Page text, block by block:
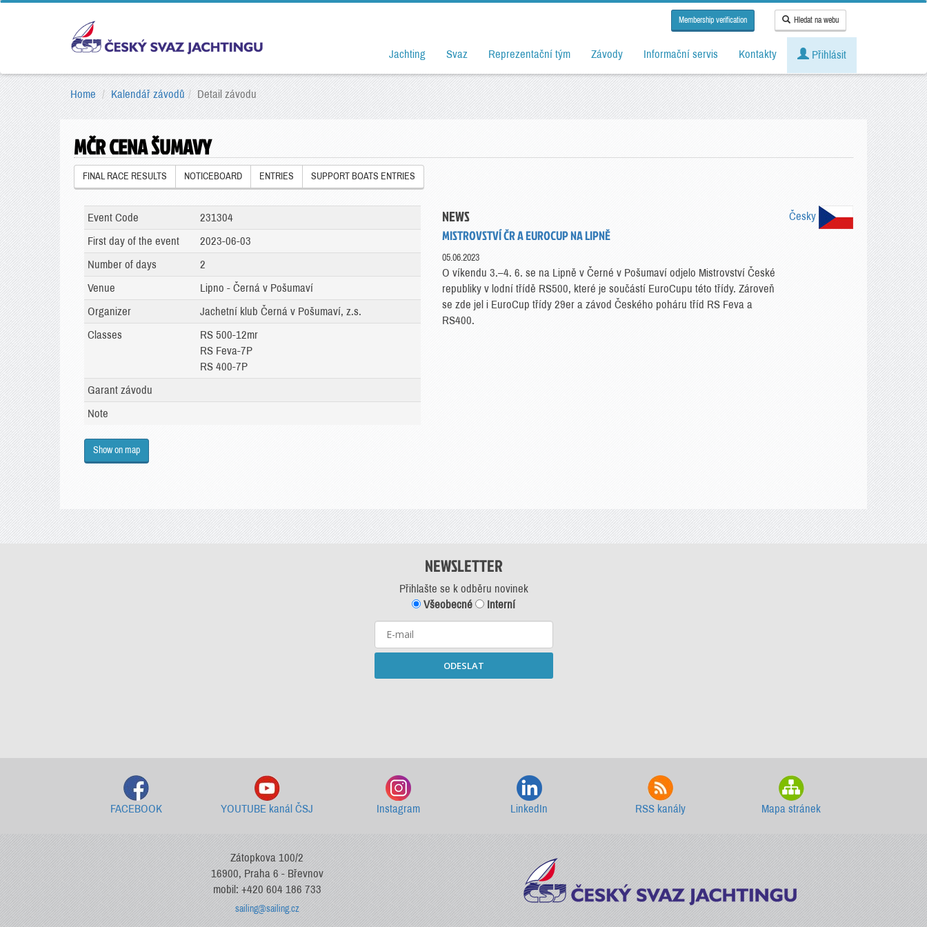
Membership verification Hledat na webu
Jachting Svaz Reprezentační tým Závody Informační servis Kontakty Přihlásit
Home Kalendář závodů Detail závodu
MČR CENA ŠUMAVY
FINAL RACE RESULTS NOTICEBOARD ENTRIES SUPPORT BOATS ENTRIES
Česky
Event Code
231304
First day of the event
2023-06-03
Number of days
2
Venue
Lipno - Černá v Pošumaví
Organizer
Jachetní klub Černá v Pošumaví, z.s.
Classes
RS 500-12mr
RS Feva-7P
RS 400-7P
Garant závodu
Note
Show on map
NEWS
MISTROVSTVÍ ČR A EUROCUP NA LIPNĚ
05.06.2023
O víkendu 3.–4. 6. se na Lipně v Černé v Pošumaví odjelo Mistrovství České
republiky v lodní třídě RS500, které je součástí EuroCupu této třídy. Zároveň
se zde jel i EuroCup třídy 29er a závod Českého poháru tříd RS Feva a
RS400.
NEWSLETTER
Přihlašte se k odběru novinek
Všeobecné
Interní
ODESLAT
FACEBOOK YOUTUBE kanál ČSJ Instagram LinkedIn RSS kanály Mapa stránek
Zátopkova 100/2
16900, Praha 6 - Břevnov
mobil: +420 604 186 733
sailing@sailing.cz